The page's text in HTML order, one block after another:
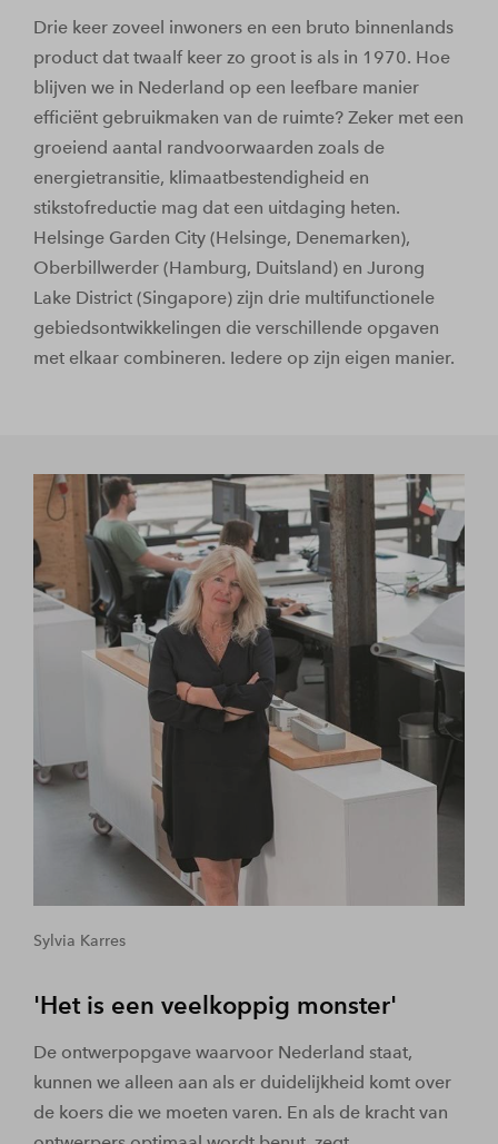
Drie keer zoveel inwoners en een bruto binnenlands
product dat twaalf keer zo groot is als in 1970. Hoe
blijven we in Nederland op een leefbare manier
efficiënt gebruikmaken van de ruimte? Zeker met een
groeiend aantal randvoorwaarden zoals de
energietransitie, klimaatbestendigheid en
stikstofreductie mag dat een uitdaging heten.
Helsinge Garden City (Helsinge, Denemarken),
Oberbillwerder (Hamburg, Duitsland) en Jurong
Lake District (Singapore) zijn drie multifunctionele
gebiedsontwikkelingen die verschillende opgaven
met elkaar combineren. Iedere op zijn eigen manier.
Sylvia Karres
'Het is een veelkoppig monster'
De ontwerpopgave waarvoor Nederland staat,
kunnen we alleen aan als er duidelijkheid komt over
de koers die we moeten varen. En als de kracht van